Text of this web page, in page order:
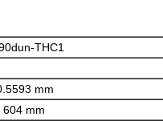
THC1
mm
604 mm